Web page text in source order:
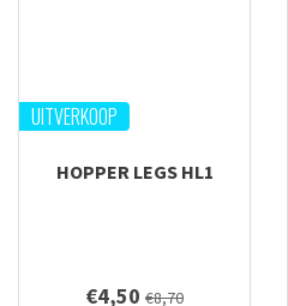
UITVERKOOP
HOPPER LEGS HL1
€4,50 €8,70